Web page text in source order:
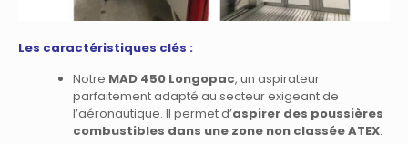
Les caractéristiques clés :
Notre MAD 450 Longopac, un aspirateur
parfaitement adapté au secteur exigeant de
l’aéronautique. Il permet d’aspirer des poussières
combustibles dans une zone non classée ATEX.